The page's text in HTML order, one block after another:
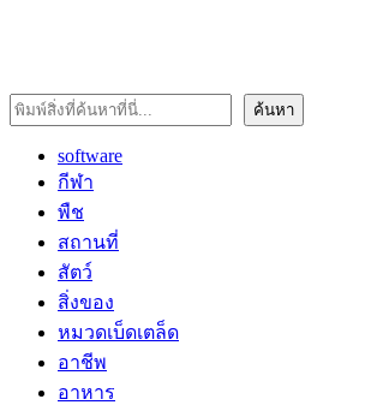
ค้นหา ค้นหา
software
กีฬา
พืช
สถานที่
สัตว์
สิ่งของ
หมวดเบ็ดเตล็ด
อาชีพ
อาหาร